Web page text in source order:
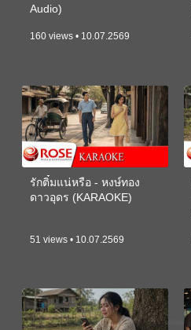
Audio)
160 views • 10.07.2569
รักติ๋มแน่หรือ - หงษ์ทอง
ดาวอุดร (KARAOKE)
51 views • 10.07.2569